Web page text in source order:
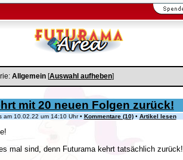
Allgemein[Auswahl aufheben]
mit 20 neuen Folgen zurück!
am 10.02.22 um 14:10 Uhr • Kommentare (10)• Artikel lesen
mal sind, denn Futurama kehrt tatsächlich zurück!